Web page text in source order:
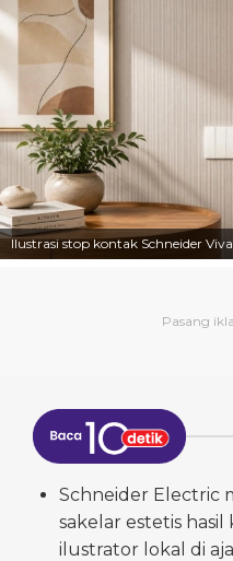
Ilustrasi stop kontak Schneider
Schneider Electric
sakelar estetis
ilustrator lokal di